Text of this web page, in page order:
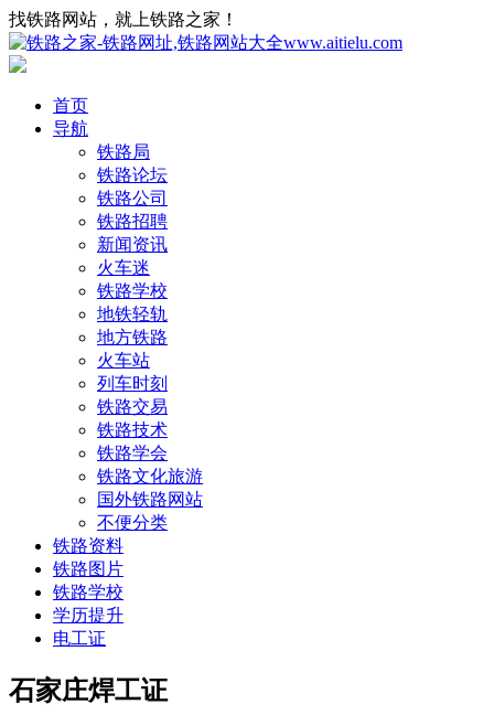
找铁路网站，就上铁路之家！
首页
导航
铁路局
铁路论坛
铁路公司
铁路招聘
新闻资讯
火车迷
铁路学校
地铁轻轨
地方铁路
火车站
列车时刻
铁路交易
铁路技术
铁路学会
铁路文化旅游
国外铁路网站
不便分类
铁路资料
铁路图片
铁路学校
学历提升
电工证
石家庄焊工证